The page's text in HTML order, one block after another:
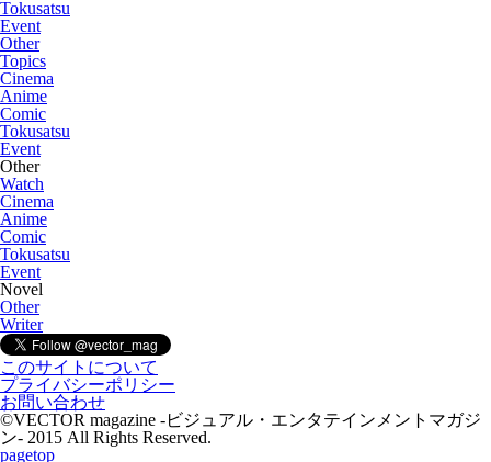
Tokusatsu
Event
Other
Topics
Cinema
Anime
Comic
Tokusatsu
Event
Other
Watch
Cinema
Anime
Comic
Tokusatsu
Event
Novel
Other
Writer
このサイトについて
プライバシーポリシー
お問い合わせ
©VECTOR magazine -ビジュアル・エンタテインメントマガジ
ン- 2015 All Rights Reserved.
pagetop